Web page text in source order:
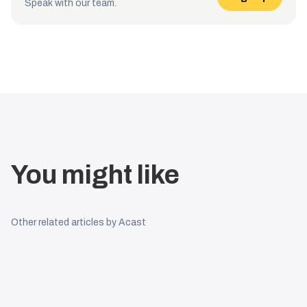
Speak with our team.
You might like
Other related articles by Acast